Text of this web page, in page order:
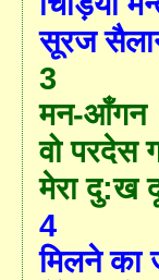
सूरज
3
मन-आँगन
वो परदेस
मेरा दु:ख
4
मिलने का